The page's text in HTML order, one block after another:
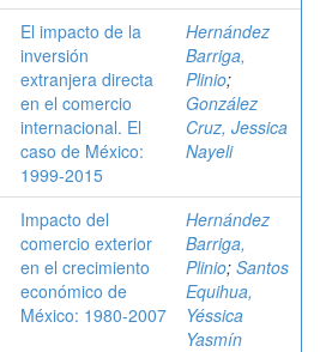
El impacto de la
inversión
extranjera directa
en el comercio
internacional. El
caso de México:
1999-2015
Hernández
Barriga,
Plinio;
González
Cruz, Jessica
Nayeli
Impacto del
comercio exterior
en el crecimiento
económico de
México: 1980-2007
Hernández
Barriga,
Plinio; Santos
Equihua,
Yéssica
Yasmín